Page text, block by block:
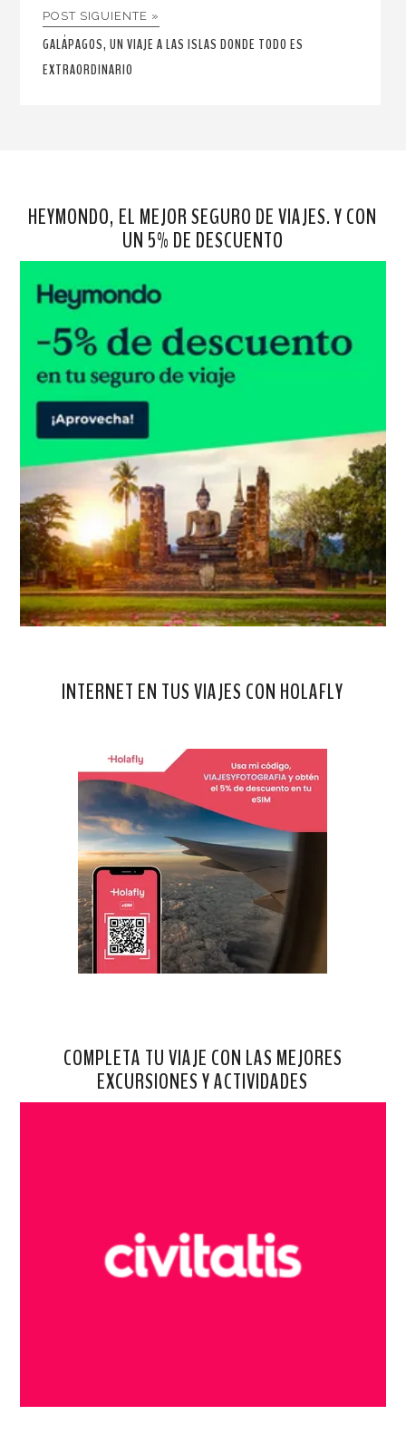
POST SIGUIENTE »
GALÁPAGOS, UN VIAJE A LAS ISLAS DONDE TODO ES
EXTRAORDINARIO
HEYMONDO, EL MEJOR SEGURO DE VIAJES. Y CON
UN 5% DE DESCUENTO
INTERNET EN TUS VIAJES CON HOLAFLY
COMPLETA TU VIAJE CON LAS MEJORES
EXCURSIONES Y ACTIVIDADES